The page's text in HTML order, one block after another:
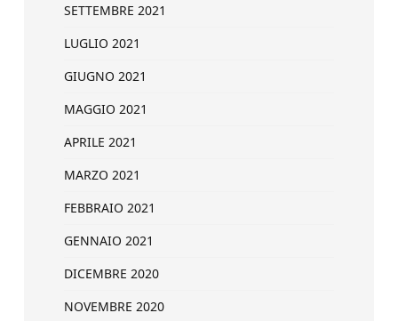
SETTEMBRE 2021
LUGLIO 2021
GIUGNO 2021
MAGGIO 2021
APRILE 2021
MARZO 2021
FEBBRAIO 2021
GENNAIO 2021
DICEMBRE 2020
NOVEMBRE 2020